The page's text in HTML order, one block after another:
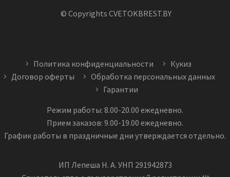
© Copyrights CVETOKBREST.BY
Политика конфиденциальности
Кукиз
Договор оферты
Обработка персональных данных
Гарантии
Режим работы: 8.00-20.00 ежедневно.
Прием заказов: 9.00-19.00 ежедневно.
График работы в праздничные дни утверждается отдельно.
ИП Лепеша Н. А. УНП 291942873